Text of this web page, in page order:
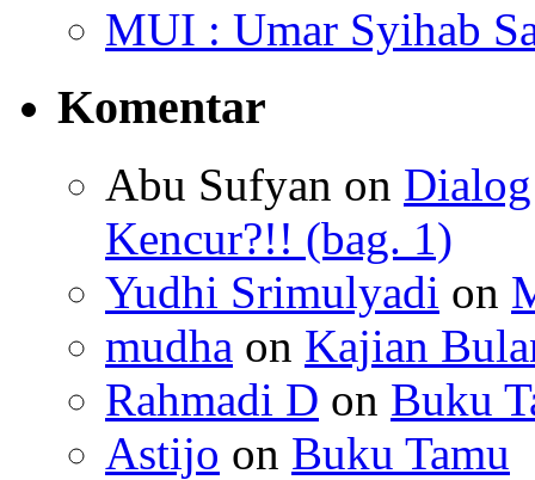
MUI : Umar Syihab
Komentar
Abu Sufyan on
Kencur?!! (bag. 1)
Yudhi Srimulyadi on
mudha on Kajian
Rahmadi D on Buku
Astijo on Buku Tamu